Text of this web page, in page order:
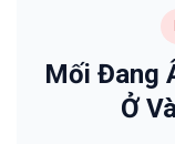
Mối Đang
Ở